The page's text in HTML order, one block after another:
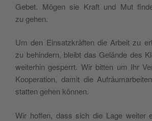
Gebet. Mögen sie Kraft und Mut
zu gehen.
Um den Ein­satz­kräf­ten die Arbeit zu
zu behin­dern, bleibt das Gelän­de des
wei­ter­hin gesperrt. Wir bit­ten um Ihr
Koope­ra­ti­on, damit die
stat­ten gehen können.
Wir hof­fen, dass sich die Lage wei­ter